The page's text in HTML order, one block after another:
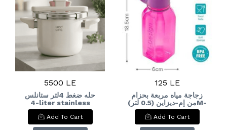
5500 LE
حله ضغط 4لتر ستانلس
4-liter stainless
steel pressure
cooker
Add To Cart
125 LE
زجاجة مياه مربعة بحزام
من إم-ديزاين (0.5 لتر)M-
Design Square Water
Bottle with Strap
(0.5L
Add To Cart